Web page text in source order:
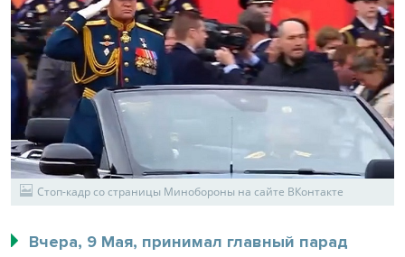
Стоп-кадр со страницы Минобороны на сайте ВКонтакте
Вчера, 9 Мая, принимал главный парад